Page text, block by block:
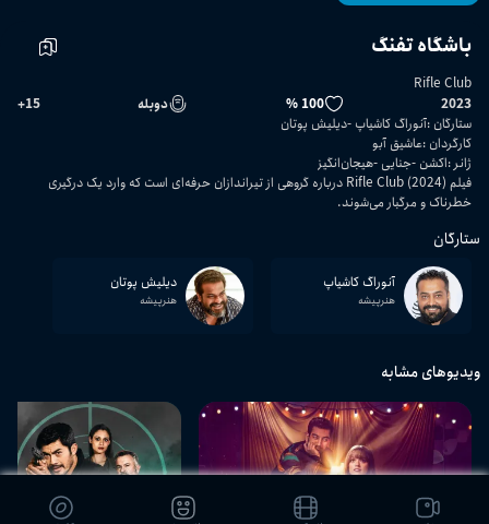
باشگاه تفنگ
Rifle Club
2023
100 % دوبله 15
+
ستارگان :آنوراگ کاشیاپ دیلیش پوتان
کارگردان :عاشیق آبو
ژانر :اکشن جنایی هیجان‌انگیز
فیلم Rifle Club (2024) درباره گروهی از تیراندازان حرفه‌ای است که وارد یک درگیری
خطرناک و مرگبار می‌شوند.
ستارگان
آنوراگ کاشیاپ
هنرپیشه
دیلیش پوتان
هنرپیشه
ویدیوهای مشابه